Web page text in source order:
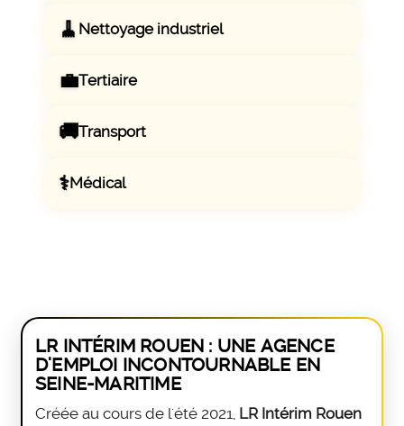
🧹 Nettoyage industriel
💼Tertiaire
🚚Transport
⚕️Médical
LR INTÉRIM ROUEN : UNE AGENCE
D'EMPLOI INCONTOURNABLE EN
SEINE-MARITIME
Créée au cours de l'été 2021, LR Intérim Rouen